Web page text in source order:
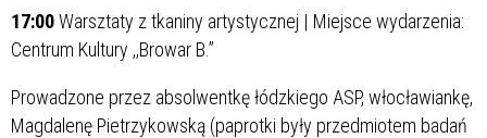
17:00Warsztaty z tkaniny artystycznej | Miejsce wydarzenia:
Centrum Kultury ,,Browar B.”
Prowadzone przez absolwentkę łódzkiego ASP, włocławiankę,
Magdalenę Pietrzykowską (paprotki były przedmiotem badań